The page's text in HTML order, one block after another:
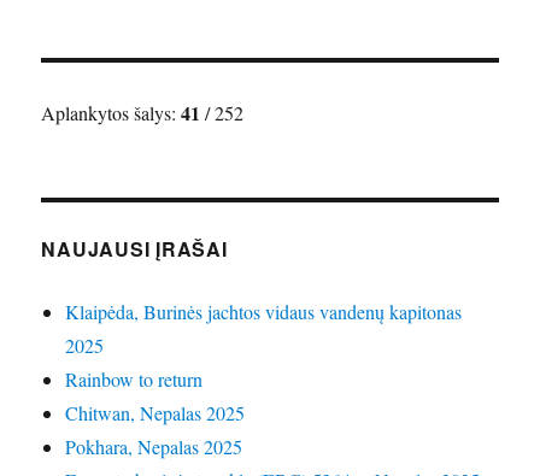
Aplankytos šalys:41 / 252
NAUJAUSI ĮRAŠAI
Klaipėda, Burinės jachtos vidaus vandenų kapitonas
2025
Rainbow to return
Chitwan, Nepalas 2025
Pokhara, Nepalas 2025